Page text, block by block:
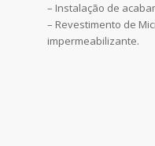
– Instalação de
– Revestimento de
impermeabilizante.